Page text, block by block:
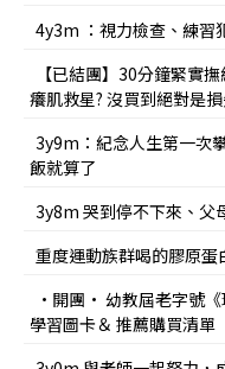
4y3m ：視力檢查、練習
【已結團】30分鐘緊實
癢肌救星? 沒買到絕對是損
3y9m：紀念人生第一次
飯就算了
3y8m 哭到停不下來、父
重度運動族群喝的膠原蛋
•開團• 幼教屆老字號
學習圖卡＆ 推薦購買清單